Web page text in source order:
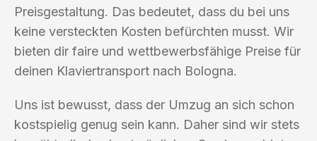
Preisgestaltung. Das bedeutet, dass du bei uns
keine versteckten Kosten befürchten musst. Wir
bieten dir faire und wettbewerbsfähige Preise für
deinen Klaviertransport nach Bologna.
Uns ist bewusst, dass der Umzug an sich schon
kostspielig genug sein kann. Daher sind wir stets